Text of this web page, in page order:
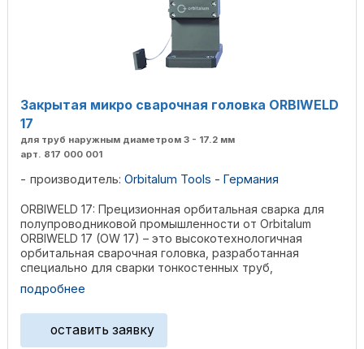
Закрытая микро сварочная головка ORBIWELD
17
для труб наружным диаметром 3 - 17.2 мм
арт. 817 000 001
производитель: Orbitalum Tools - Германия
ORBIWELD 17: Прецизионная орбитальная сварка для
полупроводниковой промышленности от Orbitalum
ORBIWELD 17 (OW 17) – это высокотехнологичная
орбитальная сварочная головка, разработанная
специально для сварки тонкостенных труб,
используемых в ...
подробнее
оставить заявку